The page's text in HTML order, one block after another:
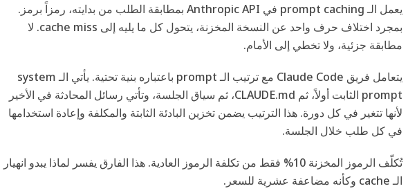
يعمل الـ prompt caching في Anthropic API بمطابقة الطلب من بدايته، رمزاً برمز.
بمجرد اختلاف حرف واحد عن النسخة المخزنة، يتحول كل ما يليه إلى cache miss. لا
مطابقة جزئية، ولا تخطي إلى الأمام.
يتعامل فريق Claude Code مع ترتيب الـ prompt باعتباره بنية تحتية. يأتي الـ system
prompt الثابت أولاً، ثم CLAUDE.md، ثم سياق الجلسة، وتأتي رسائل المحادثة في الأخير
لأنها تتغير في كل دورة. هذا الترتيب يضمن تخزين البادئة الثابتة والمكلفة وإعادة استخدامها
في كل طلب خلال الجلسة.
تُكلّف الرموز المخزنة 10% فقط من تكلفة الرموز العادية. هذا الفارق يفسر لماذا يبدو انهيار
الـ cache وكأنه مضاعفة عشرية للسعر.